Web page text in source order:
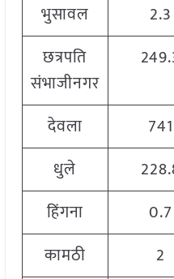
भुसावल 2.3
छत्रपति
संभाजीनगर
देवला 741
धुले
हिंगना
0.7
कामठी
2